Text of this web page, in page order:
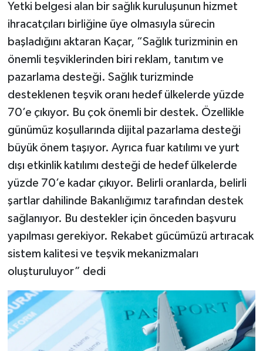
Yetki belgesi alan bir sağlık kuruluşunun hizmet
ihracatçıları birliğine üye olmasıyla sürecin
başladığını aktaran Kaçar, “Sağlık turizminin en
önemli teşviklerinden biri reklam, tanıtım ve
pazarlama desteği. Sağlık turizminde
desteklenen teşvik oranı hedef ülkelerde yüzde
70’e çıkıyor. Bu çok önemli bir destek. Özellikle
günümüz koşullarında dijital pazarlama desteği
büyük önem taşıyor. Ayrıca fuar katılımı ve yurt
dışı etkinlik katılımı desteği de hedef ülkelerde
yüzde 70’e kadar çıkıyor. Belirli oranlarda, belirli
şartlar dahilinde Bakanlığımız tarafından destek
sağlanıyor. Bu destekler için önceden başvuru
yapılması gerekiyor. Rekabet gücümüzü artıracak
sistem kalitesi ve teşvik mekanizmaları
oluşturuluyor” dedi